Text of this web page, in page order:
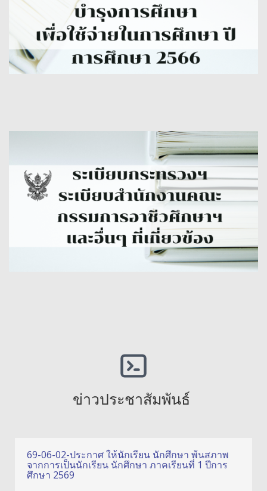
ข่าวประชาสัมพันธ์
69-06-02-ประกาศ ให้นักเรียน นักศึกษา พ้นสภาพ
จากการเป็นนักเรียน นักศึกษา ภาคเรียนที่ 1 ปีการ
ศึกษา 2569